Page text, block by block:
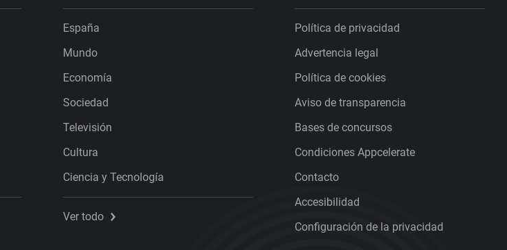
España
Mundo
Economía
Sociedad
Televisión
Cultura
Ciencia y Tecnología
Ver todo
Política de privacidad
Advertencia legal
Política de cookies
Aviso de transparencia
Bases de concursos
Condiciones Appcelerate
Contacto
Accesibilidad
Configuración de la privacidad